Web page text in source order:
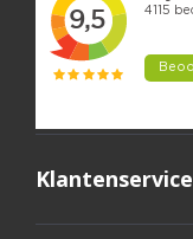
Klantenservice